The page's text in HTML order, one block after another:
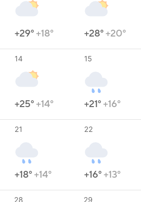
+29°+18° +28°+20°
14
+25°+14°
15
+21°+16°
21
+18°+14°
22
+16°+13°
28 29